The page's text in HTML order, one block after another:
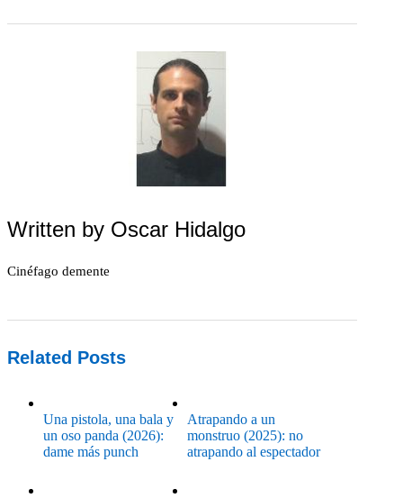
Written by Oscar Hidalgo
Cinéfago demente
Related Posts
Una pistola, una bala y
un oso panda (2026):
dame más punch
Atrapando a un
monstruo (2025): no
atrapando al espectador